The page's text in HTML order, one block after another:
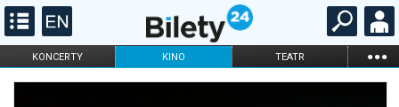
KONCERTY KINO TEATR ...
FILHARMONIA OPERA I BALET